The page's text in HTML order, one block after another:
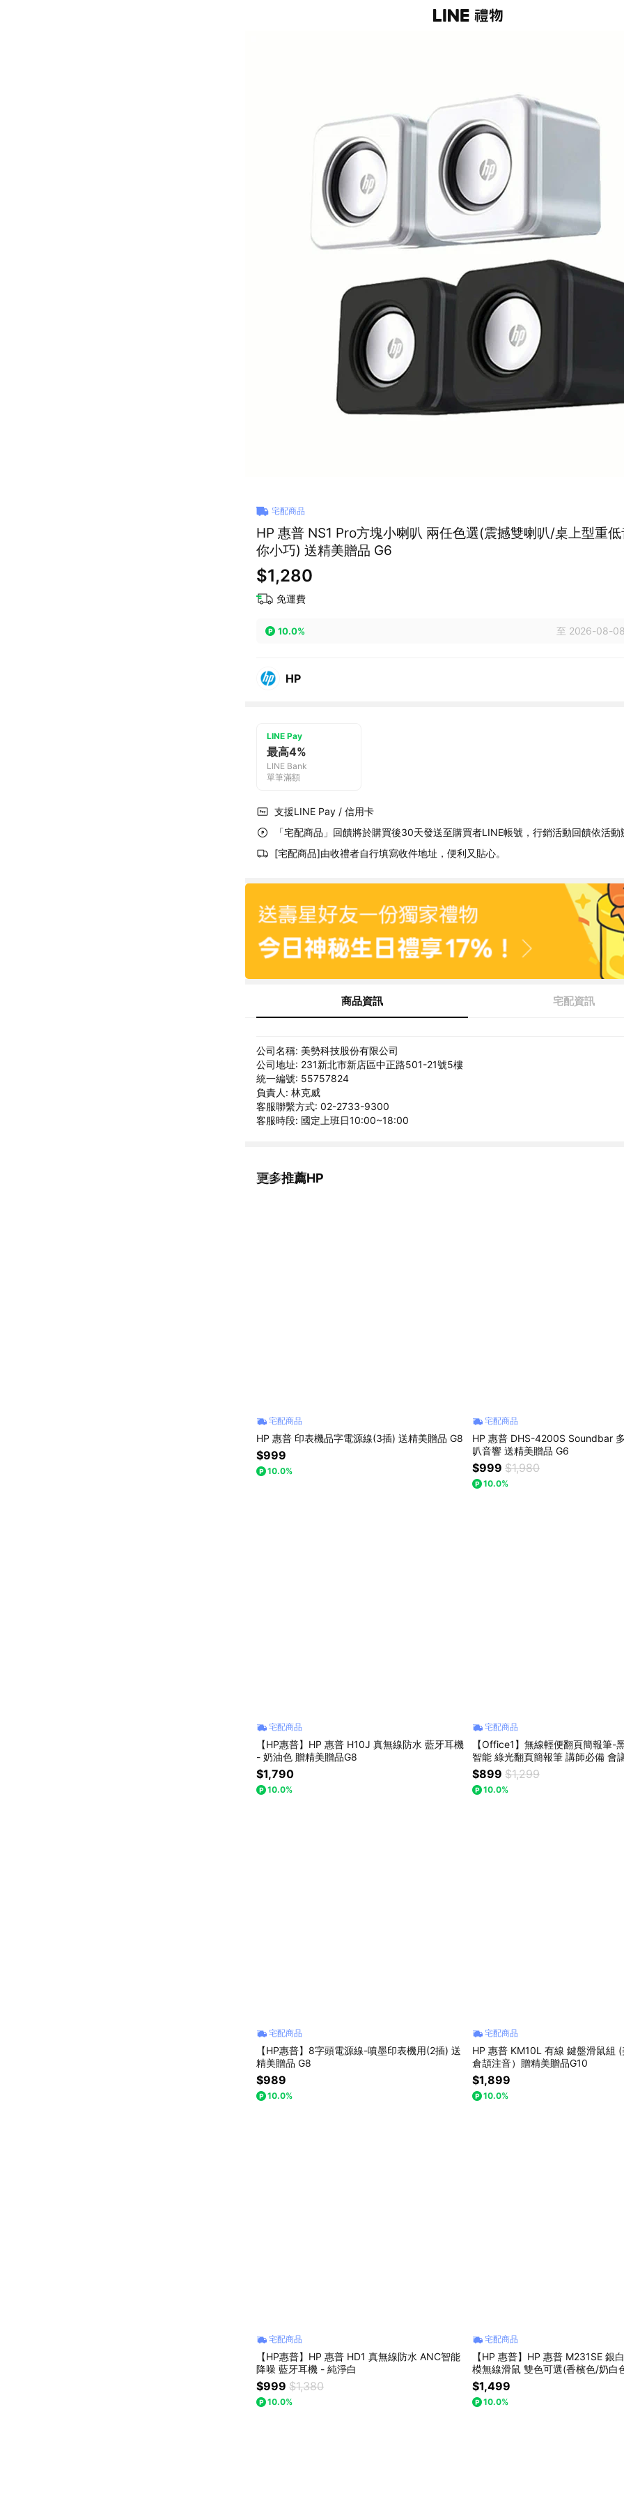
宅配商品
HP 惠普 NS1 Pro方塊小喇叭 兩任色選(震撼雙喇叭/桌上型重
你小巧) 送精美贈品 G6
$1,280
免運費
10.0% 至 2026-08-
HP
LINE Pay
最高4%
LINE Bank
單筆滿額
支援LINE Pay / 信用卡
「宅配商品」回饋將於購買後30天發送至購買者LINE帳號，行銷活動回饋依活動
[宅配商品]由收禮者自行填寫收件地址，便利又貼心。
商品資訊 宅配資訊
公司名稱: 美勢科技股份有限公司
公司地址: 231新北市新店區中正路501-21號5樓
統一編號: 55757824
負責人: 林克威
客服聯繫方式: 02-2733-9300
客服時段: 國定上班日10:00~18:00
更多推薦HP
看更多
宅配商品
HP 惠普 印表機品字電源線(3插) 送精美贈品 G8
$999
10.0%
宅配商品
HP 惠普 DHS-4200S Soundbar
叭音響 送精美贈品 G6
$999 $1,980
10.0%
宅配商品
【HP惠普】HP 惠普 H10J 真無線防水 藍牙耳機
- 奶油色 贈精美贈品G8
$1,790
10.0%
宅配商品
【Office1】無線輕便翻頁簡報筆-黑
智能 綠光翻頁簡報筆 講師必備 會議幫手 教學幫
手
$899 $1,299
10.0%
宅配商品
【HP惠普】8字頭電源線-噴墨印表機用(2插) 送
精美贈品 G8
$989
10.0%
宅配商品
HP 惠普 KM10L 有線 鍵盤滑鼠組 (美式鍵盤無
倉頡注音）贈精美贈品G10
$1,899
10.0%
宅配商品
【HP惠普】HP 惠普 HD1 真無線防水 ANC智能
降噪 藍牙耳機 - 純淨白
$999 $1,380
10.0%
宅配商品
【HP 惠普】HP 惠普 M231SE 銀
模無線滑鼠 雙色可選(香檳色/奶白
品G8
$1,499
10.0%